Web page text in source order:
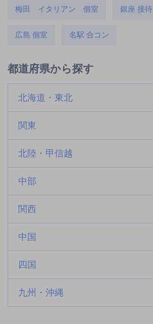
梅田 イタリアン 個室 銀座 接待
広島 個室 名駅 合コン
都道府県から探す
北海道・東北
関東
北陸・甲信越
中部
関西
中国
四国
九州・沖縄